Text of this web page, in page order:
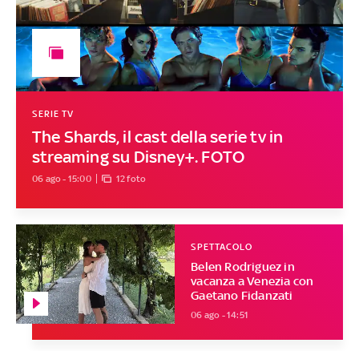
The Shards, il cast della serie tv in
streaming su Disney+. FOTO
SERIE TV
06 ago - 15:00 12 foto
Belen Rodriguez in
vacanza a Venezia con
Gaetano Fidanzati
SPETTACOLO
06 ago - 14:51